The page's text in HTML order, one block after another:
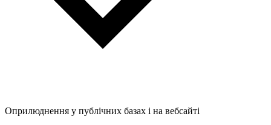
Оприлюднення у публічних базах і на вебсайті